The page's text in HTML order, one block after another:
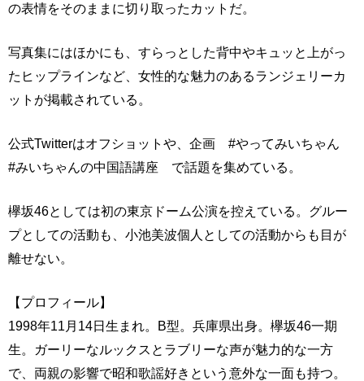
の表情をそのままに切り取ったカットだ。
写真集にはほかにも、すらっとした背中やキュッと上がっ
たヒップラインなど、女性的な魅力のあるランジェリーカ
ットが掲載されている。
公式Twitterはオフショットや、企画 #やってみいちゃん
#みいちゃんの中国語講座 で話題を集めている。
欅坂46としては初の東京ドーム公演を控えている。グルー
プとしての活動も、小池美波個人としての活動からも目が
離せない。
【プロフィール】
1998年11月14日生まれ。B型。兵庫県出身。欅坂46一期
生。ガーリーなルックスとラブリーな声が魅力的な一方
で、両親の影響で昭和歌謡好きという意外な一面も持つ。